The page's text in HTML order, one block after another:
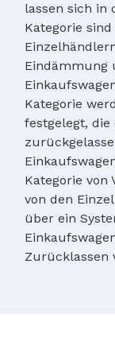
lassen sich in
Kategorie
Eindämmung
Kategorie
festgelegt,
Kategorie von
von den
über ein
Zurücklassen